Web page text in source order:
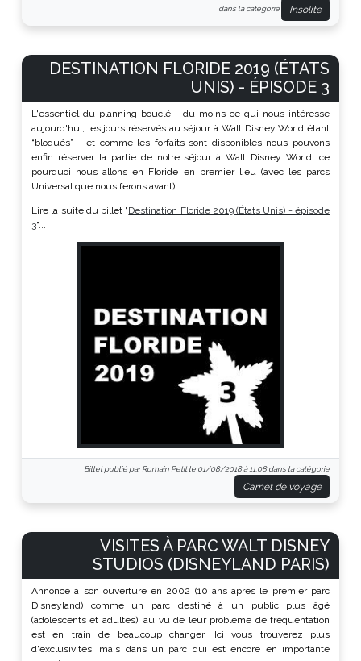
dans la catégorie
Insolite
DESTINATION FLORIDE 2019 (ÉTATS
UNIS) - ÉPISODE 3
L'essentiel du planning bouclé - du moins ce qui nous intéresse
aujourd'hui, les jours réservés au séjour à Walt Disney World étant
“bloqués” - et comme les forfaits sont disponibles nous pouvons
enfin réserver la partie de notre séjour à Walt Disney World, ce
pourquoi nous allons en Floride en premier lieu (avec les parcs
Universal que nous ferons avant).
Lire la suite du billet "Destination Floride 2019 (États Unis) - épisode
3"...
Billet publié par Romain Petit le 01/08/2018 à 11:08 dans la catégorie
Carnet de voyage
VISITES À PARC WALT DISNEY
STUDIOS (DISNEYLAND PARIS)
Annoncé à son ouverture en 2002 (10 ans après le premier parc
Disneyland) comme un parc destiné à un public plus âgé
(adolescents et adultes), au vu de leur problème de fréquentation
est en train de beaucoup changer. Ici vous trouverez plus
d'exclusivités, mais dans un parc qui est encore en importante